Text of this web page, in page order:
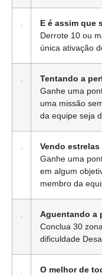
E é assim que
Derrote 10 ou
única ativação
Tentando a
Ganhe uma
uma missão
da equipe seja
Vendo estrelas
Ganhe uma
em algum
membro da
Aguentando a
Conclua 30
dificuldade
O melhor de